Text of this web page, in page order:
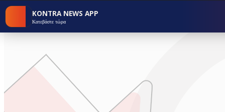
KONTRA NEWS APP
Κατεβάστε τώρα